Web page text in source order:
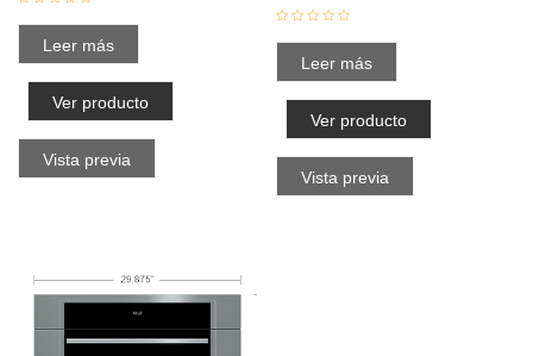
Leer más
Ver producto
Vista previa
Leer más
Ver producto
Vista previa